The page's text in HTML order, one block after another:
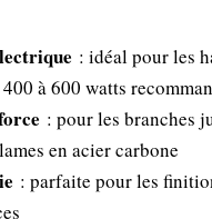
: idéal pour les
à 600 watts
: pour les branches
en acier carbone
: parfaite pour les